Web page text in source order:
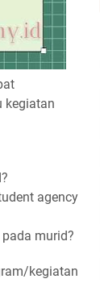
kegiatan
agency
murid?
kegiatan